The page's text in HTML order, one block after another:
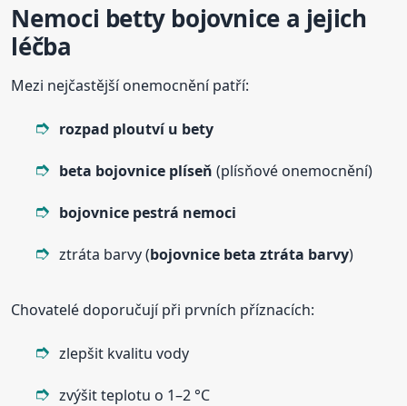
Nemoci betty bojovnicea jejich
léčba
Mezi nejčastější onemocnění patří:
rozpad ploutví u bety
beta bojovnice plíseň (plísňové onemocnění)
bojovnice pestrá nemoci
ztráta barvy (bojovnice beta ztráta barvy)
Chovatelé doporučují při prvních příznacích:
zlepšit kvalitu vody
zvýšit teplotu o 1–2 °C